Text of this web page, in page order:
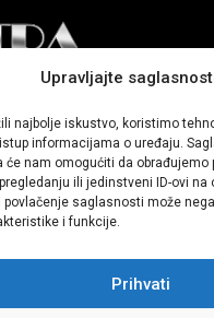
Upravljajte
najbolje iskustvo, koristimo
informacijama o uređaju.
će nam omogućiti da obrađujemo
ili jedinstveni ID-ovi na
povlačenje saglasnosti može
i funkcije.
Prihvati
portal zabavnog
svijeta showbiza,